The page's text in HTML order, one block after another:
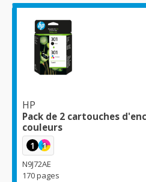
HP
Pack de 2 cartouches
couleurs
1 1
N9J72AE
170 pages